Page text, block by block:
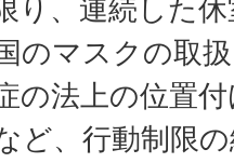
り、連続した
のマスクの取
の法上の位置
ど、行動制限